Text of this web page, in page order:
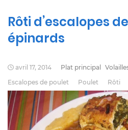
Rôti d’escalopes
épinards
avril 17, 2014 Plat principal
Escalopes de poulet
Poulet Rôti